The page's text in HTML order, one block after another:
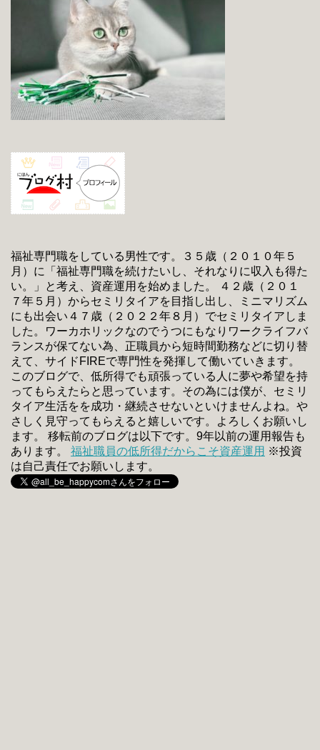
福祉専門職をしている男性です。３５歳（２０１０年５
月）に「福祉専門職を続けたいし、それなりに収入も得た
い。」と考え、資産運用を始めました。 ４２歳（２０１
７年５月）からセミリタイアを目指し出し、ミニマリズム
にも出会い４７歳（２０２２年８月）でセミリタイアしま
した。ワーカホリックなのでうつにもなりワークライフバ
ランスが保てない為、正職員から短時間勤務などに切り替
えて、サイドFIREで専門性を発揮して働いていきます。
このブログで、低所得でも頑張っている人に夢や希望を持
ってもらえたらと思っています。その為には僕が、セミリ
タイア生活をを成功・継続させないといけませんよね。や
さしく見守ってもらえると嬉しいです。よろしくお願いし
ます。 移転前のブログは以下です。9年以前の運用報告も
あります。 福祉職員の低所得だからこそ資産運用 ※投資
は自己責任でお願いします。